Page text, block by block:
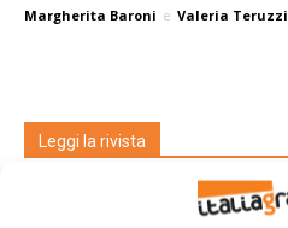
Margherita Baroni e Valeria Teruzzi
Leggi la rivista